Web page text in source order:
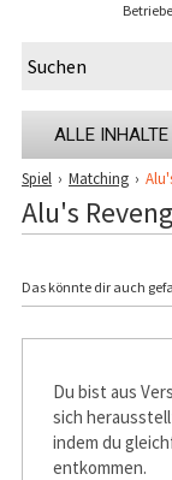
ALLE INHALTE
Spiel › Matching ›
Alu's
Das könnte dir auch
Du bist aus
sich
indem du
entkommen.